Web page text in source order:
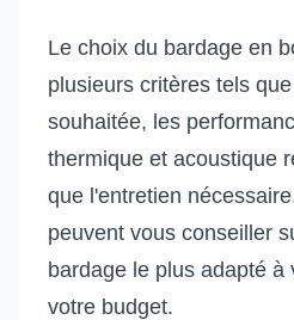
Le choix du bardage en
plusieurs critères tels
souhaitée, les
thermique et acoustique
que l'entretien
peuvent vous conseiller
bardage le plus adapté à
votre budget.